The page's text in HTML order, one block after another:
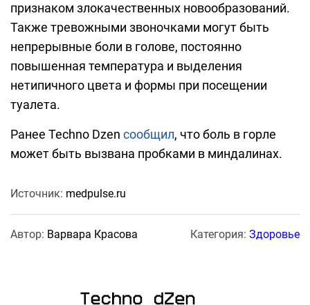
признаком злокачественных новообразований.
Также тревожными звоночками могут быть
непрерывные боли в голове, постоянно
повышенная температура и выделения
нетипичного цвета и формы при посещении
туалета.
Ранее Techno Dzen сообщил, что боль в горле
может быть вызвана пробками в миндалинах.
Источник: medpulse.ru
Автор: Варвара Красова Категория: Здоровье